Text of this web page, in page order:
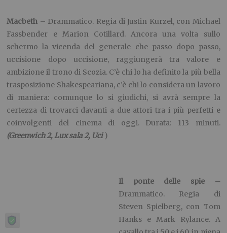
guerra fredda, l’avvocato Donovan è incaricato di trattare il
rilascio di Gary Powers, abbattuto con il suo aereo U-2
durante un’operazione di sorvolo dell’Unione sovietica. Alla
sceneggiatura hanno collaborato i fratelli Coen. Durata: 140
minuti. Papabile agli Oscar.
(Lux sala 1, Reposi, Uci )
Il piccolo principe –Animazione. Regia di Mark Osborne.
Dall’omonimo romanzo l’amicizia tra un anziano aviatore e
una bambina. Durata: 107 minuti.
Commedia. Regia di Rob Letterman, con
Jack Black. Zach lascia New York e nella nuova piccola città
in cui va ad abitare conosce Hannah e ben presto si